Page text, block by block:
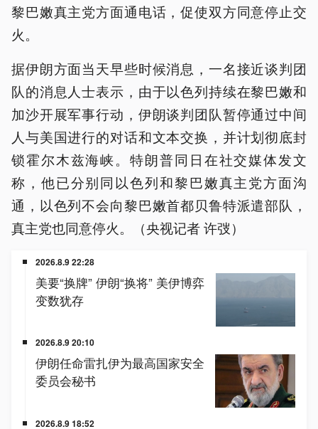
黎巴嫩真主党方面通电话，促使双方同意停止交
火。
据伊朗方面当天早些时候消息，一名接近谈判团
队的消息人士表示，由于以色列持续在黎巴嫩和
加沙开展军事行动，伊朗谈判团队暂停通过中间
人与美国进行的对话和文本交换，并计划彻底封
锁霍尔木兹海峡。特朗普同日在社交媒体发文
称，他已分别同以色列和黎巴嫩真主党方面沟
通，以色列不会向黎巴嫩首都贝鲁特派遣部队，
真主党也同意停火。（央视记者 许弢）